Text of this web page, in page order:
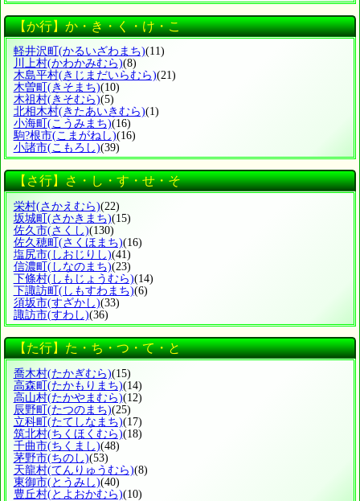
【か行】か・き・く・け・こ
軽井沢町 (かるいざわまち)(11)
川上村(かわかみむら)(8)
木島平村(きじまだいらむら)(21)
木曽町 (きそまち)(10)
木祖村(きそむら)(5)
北相木村(きたあいきむら)(1)
小海町 (こうみまち)(16)
駒?根市(こまがねし)(16)
小諸市(こもろし)(39)
【さ行】さ・し・す・せ・そ
栄村(さかえむら)(22)
坂城町 (さかきまち)(15)
佐久市(さくし)(130)
佐久穂町 (さくほまち)(16)
塩尻市(しおじりし)(41)
信濃町 (しなのまち)(23)
下條村(しもじょうむら)(14)
下諏訪町 (しもすわまち)(6)
須坂市(すざかし)(33)
諏訪市(すわし)(36)
【た行】た・ち・つ・て・と
喬木村(たかぎむら)(15)
高森町(たかもりまち)(14)
高山村(たかやまむら)(12)
辰野町(たつのまち)(25)
立科町(たてしなまち)(17)
筑北村(ちくほくむら)(18)
千曲市(ちくまし)(48)
茅野市(ちのし)(53)
天龍村(てんりゅうむら)(8)
東御市(とうみし)(40)
豊丘村(とよおかむら)(10)